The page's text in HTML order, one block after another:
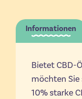
Informationen
Bietet CBD-
möchten Sie
10% starke